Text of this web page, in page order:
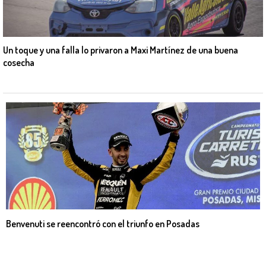
Un toque y una falla lo privaron a Maxi Martínez de una buena
cosecha
Benvenuti se reencontró con el triunfo en Posadas